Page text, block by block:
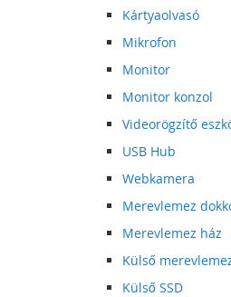
Kártyaolvasó
Mikrofon
Monitor
Monitor konzol
Videorögzítő
USB Hub
Webkamera
Merevlemez
Merevlemez ház
Külső
Külső SSD